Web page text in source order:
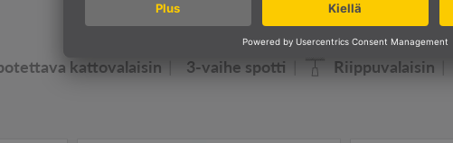
Valaisinperheemme
kattovalaisin 3-vaihe spotti Riippuvalaisin